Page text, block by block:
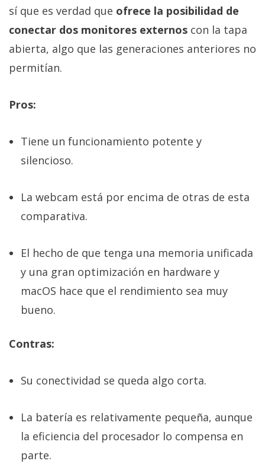
sí que es verdad que ofrece la posibilidad de
conectar dos monitores externos con la tapa
abierta, algo que las generaciones anteriores no
permitían.
Pros:
Tiene un funcionamiento potente y
silencioso.
La webcam está por encima de otras de esta
comparativa.
El hecho de que tenga una memoria unificada
y una gran optimización en hardware y
macOS hace que el rendimiento sea muy
bueno.
Contras:
Su conectividad se queda algo corta.
La batería es relativamente pequeña, aunque
la eficiencia del procesador lo compensa en
parte.